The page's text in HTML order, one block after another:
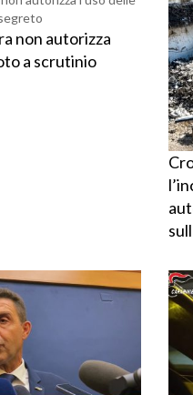
non autorizza
a scrutinio